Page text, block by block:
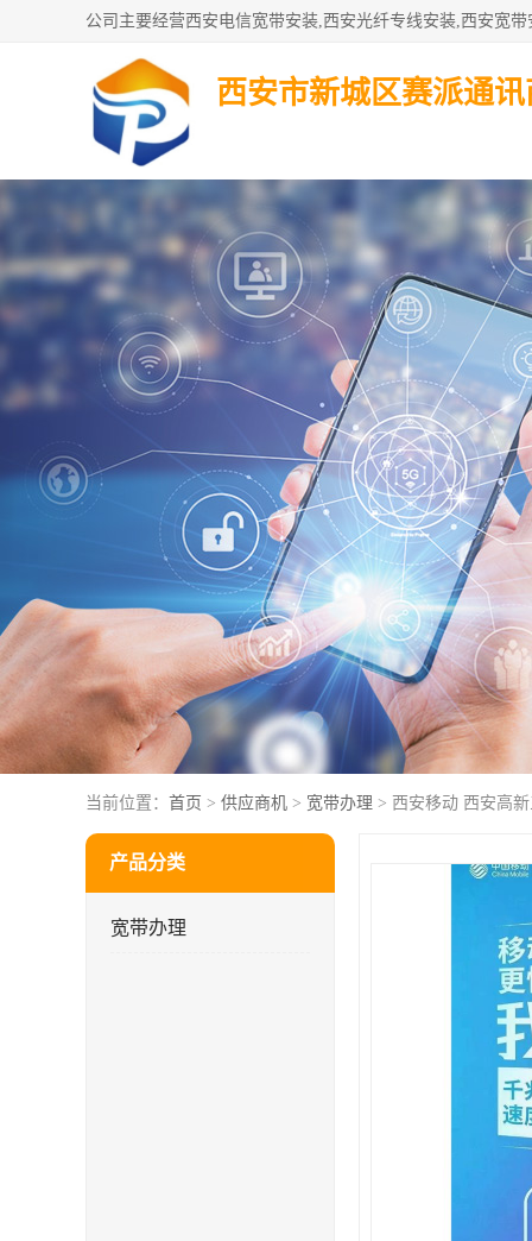
西安市新城区赛派通
当前位置： 首页 > 供应商机 > 宽带办理 > 西安移动 西安高
产品分类
宽带办理